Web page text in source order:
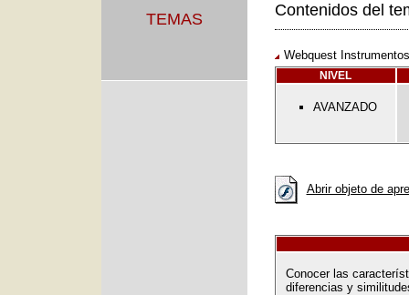
TEMAS Contenidos del
Webquest
NIVEL
AVANZADO
Abrir objeto de
Conocer las
diferencias y